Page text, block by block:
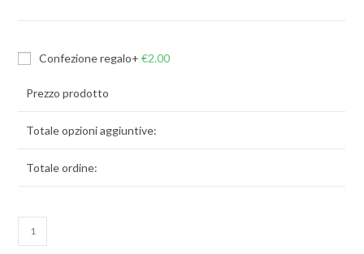
Confezione regalo+ €2.00
Prezzo prodotto
Totale opzioni aggiuntive:
Totale ordine:
Punti
luce